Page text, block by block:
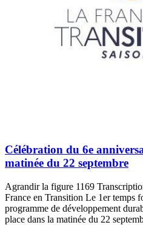
Célébration du 6e
matinée du 22 septembre
Agrandir la figure 1169
France en Transition Le 1er temps
programme de développement
place dans la matinée du 22